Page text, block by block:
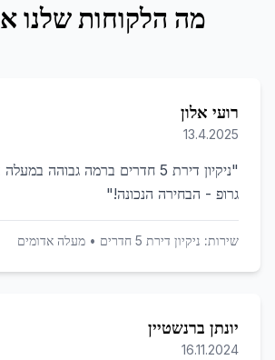
מה הלקוחות שלנו
רועי אלון
13.4.2025
"
ניקיון דירת 5 חדרים ברמה גבוהה
גרופ - הבחירה הנכונה!"
שירות: ניקיון דירת 5 חדרים • מעלה אדומים
יונתן ברנשטיין
16.11.2024